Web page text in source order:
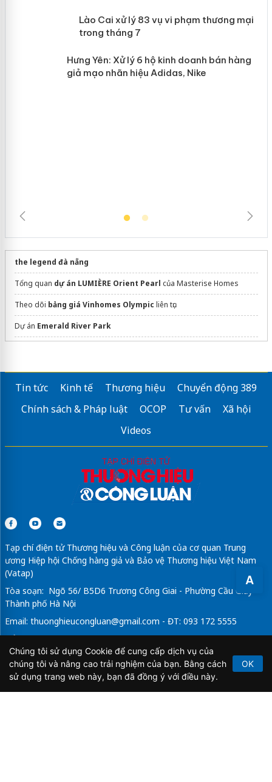
A
mại trong tháng 7
the legend đà nẵng
Tổng quan dự án LUMIÈRE Orient Pearl của Masterise Homes
Theo dõi bảng giá Vinhomes Olympic liên tục
Dự án Emerald River Park
Nam Long Thuỷ NguyênHải Phòng
Tin tức Kinh tế Thương hiệu
Chuyển động 389
Chính sách & Pháp luật
OCOP Tư vấn
Xã hội
Videos
Tạp chí điện tử Thương hiệu và Công luận của cơ quan Trung
ương Hiệp hội Chống hàng giả và Bảo vệ Thương hiệu Việt Nam
(Vatap)
Tòa soạn: Ngõ 56/ B5D6 Trương Công Giai - Phường Cầu Giấy -
Thành phố Hà Nội
Email: thuonghieucongluan@gmail.com - ĐT: 093 172 5555
Tổng Biên Tập: Vũ Đức Thuận
Giấy phép hoạt động báo chí điện tử số 64/GP-BTTTT do Bộ
Thông tin và Truyền thông cấp ngày 21/2/2020.
Chúng tôi sử dụng Cookie để cung cấp dịch vụ của
chúng tôi và nâng cao trải nghiệm của bạn. Bằng cách
sử dụng trang web này, bạn đã đồng ý với điều này.
OK